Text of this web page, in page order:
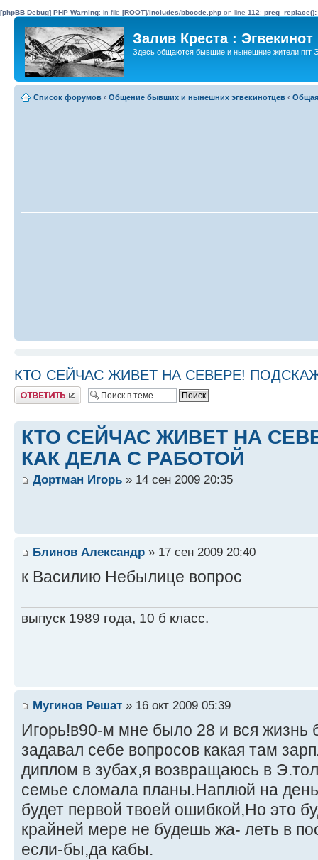
[phpBB Debug] PHP Warning: in file [ROOT]/includes/bbcode.php on line 112:
Залив Креста : Эгвекинот
Здесь общаются бывшие и нынешние жители пгт
Список форумов ‹ Общение бывших и нынешних эгвекинотцев ‹ Общая
КТО СЕЙЧАС ЖИВЕТ НА СЕВЕРЕ!
Ответить
КТО СЕЙЧАС ЖИВЕТ НА
КАК ДЕЛА С РАБОТОЙ
Дортман Игорь » 14 сен 2009 20:35
Блинов Александр » 17 сен 2009 20:40
к Василию Небылице вопрос
выпуск 1989 года, 10 б класс.
Мугинов Решат » 16 окт 2009 05:39
Игорь!в90-м мне было 28 и вся жизнь
задавал себе вопросов какая там
диплом в зубах,я возвращаюсь в
семье сломала планы.Наплюй на
будет первой твоей ошибкой,Но это
крайней мере не будешь жа- леть в
если-бы,да кабы.